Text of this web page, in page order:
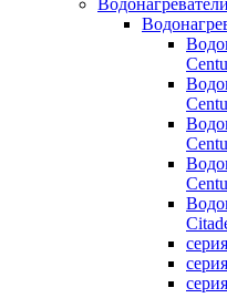
Водонагреватели